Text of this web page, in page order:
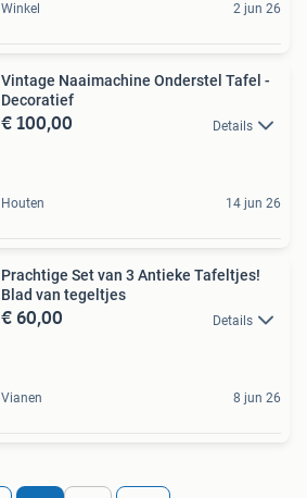
Winkel 2 jun 26
Vintage Naaimachine Onderstel Tafel -
Decoratief
€ 100,00 Details
Houten 14 jun 26
Prachtige Set van 3 Antieke Tafeltjes!
Blad van tegeltjes
€ 60,00 Details
Vianen 8 jun 26